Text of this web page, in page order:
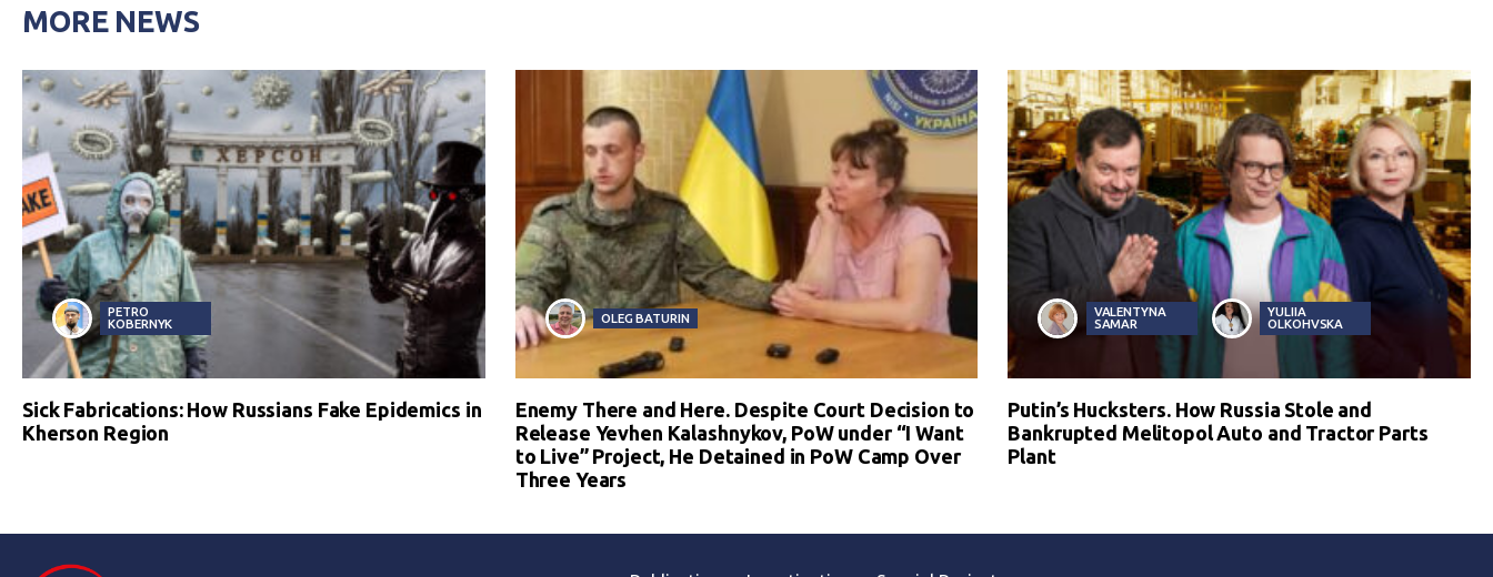
MORE NEWS
PETRO
KOBERNYK
Sick Fabrications: How Russians Fake Epidemics in
Kherson Region
OLEG BATURIN
Enemy There and Here. Despite Court Decision to
Release Yevhen Kalashnykov, PoW under “I Want
to Live” Project, He Detained in PoW Camp Over
Three Years
VALENTYNA
SAMAR
YULIIA
OLKOHVSKA
Putin’s Hucksters. How Russia Stole and
Bankrupted Melitopol Auto and Tractor Parts
Plant